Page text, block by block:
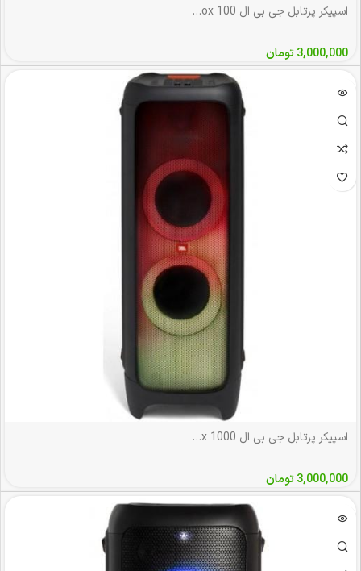
اسپیکر پرتابل جی بی ال JBL PartyBox 100
3,000,000تومان
اسپیکر پرتابل جی بی ال JBL PartyBox 1000
3,000,000تومان